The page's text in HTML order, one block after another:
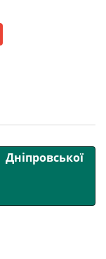
Дніпровської